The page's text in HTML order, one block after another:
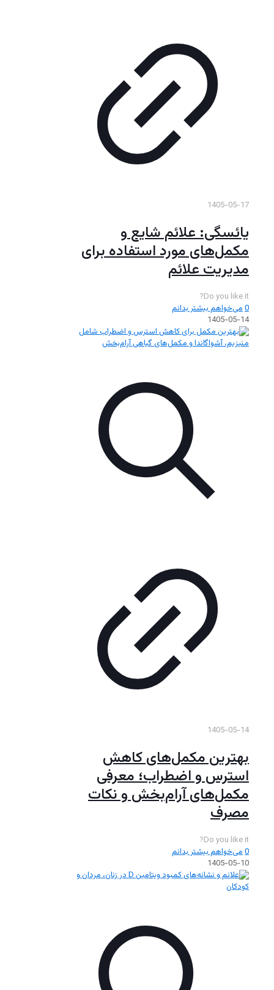
1405-05-17
یائسگی: علائم شایع و
مکمل‌های مورد استفاده برای
مدیریت علائم
Do you like it?
0می‌خواهم بیشتر بدانم
1405-05-14
1405-05-14
بهترین مکمل‌های کاهش
استرس و اضطراب؛ معرفی
مکمل‌های آرام‌بخش و نکات
مصرف
Do you like it?
0می‌خواهم بیشتر بدانم
1405-05-10